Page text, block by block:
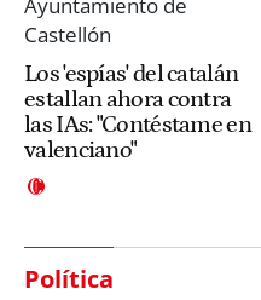
Los 'espías' del catalán
estallan ahora contra
las IAs: "Contéstame en
valenciano"
Política